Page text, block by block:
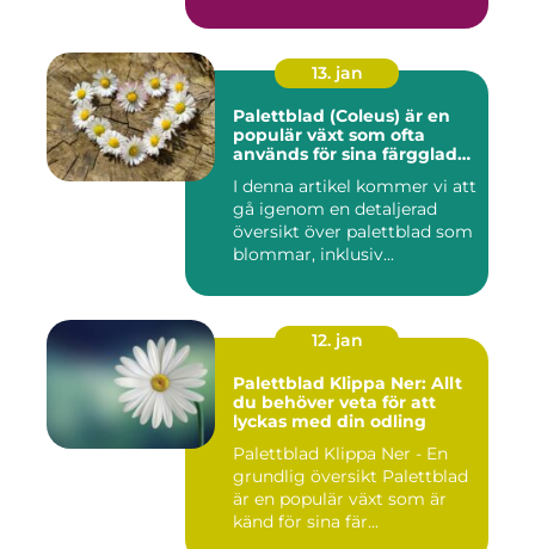
13. jan
Palettblad (Coleus) är en
populär växt som ofta
används för sina färgglada
känt att vissa sorter även
kan blomma
I denna artikel kommer vi att
gå igenom en detaljerad
översikt över palettblad som
blommar, inklusiv...
12. jan
Palettblad Klippa Ner: Allt
du behöver veta för att
lyckas med din odling
Palettblad Klippa Ner - En
grundlig översikt Palettblad
är en populär växt som är
känd för sina fär...